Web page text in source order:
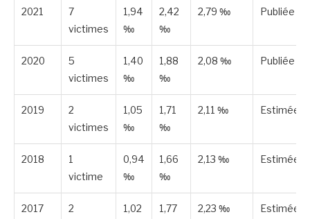
2021
7
victimes
1,94
‰
2,42
‰
2,79 ‰ Publiée
2020
5
victimes
1,40
‰
1,88
‰
2,08 ‰ Publiée
2019
2
victimes
1,05
‰
1,71
‰
2,11 ‰ Estimée
2018
1
victime
0,94
‰
1,66
‰
2,13 ‰ Estimée
2017
2
1,02
1,77
2,23 ‰ Estimée